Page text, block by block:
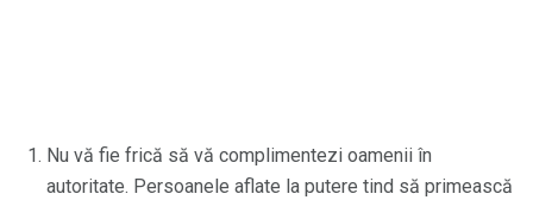
Nu vă fie frică să vă complimentezi oamenii în
autoritate. Persoanele aflate la putere tind să primească